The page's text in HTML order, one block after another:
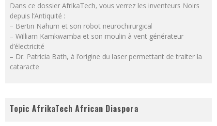
Dans ce dossier AfrikaTech, vous verrez les inventeurs Noirs
depuis l’Antiquité :
– Bertin Nahum et son robot neurochirurgical
– William Kamkwamba et son moulin à vent générateur
d’électricité
– Dr. Patricia Bath, à l’origine du laser permettant de traiter la
cataracte
Topic AfrikaTech African Diaspora